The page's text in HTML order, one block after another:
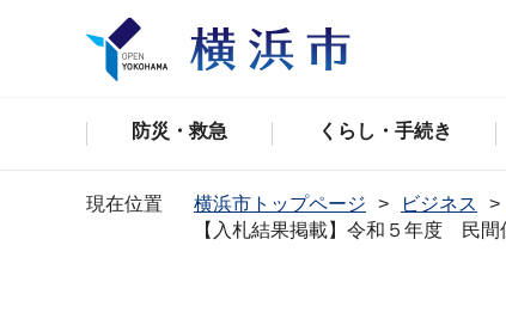
防災・救急 くらし・手続き
現在位置 横浜市トップページ ビジネス
【入札結果掲載】令和５年度 民